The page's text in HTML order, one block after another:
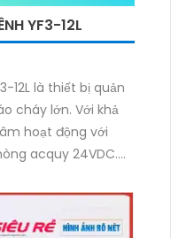
YF3-12L
12L là thiết bị quản
cháy lớn. Với khả
hoạt động với
acquy 24VDC.
cố nhanh chóng.